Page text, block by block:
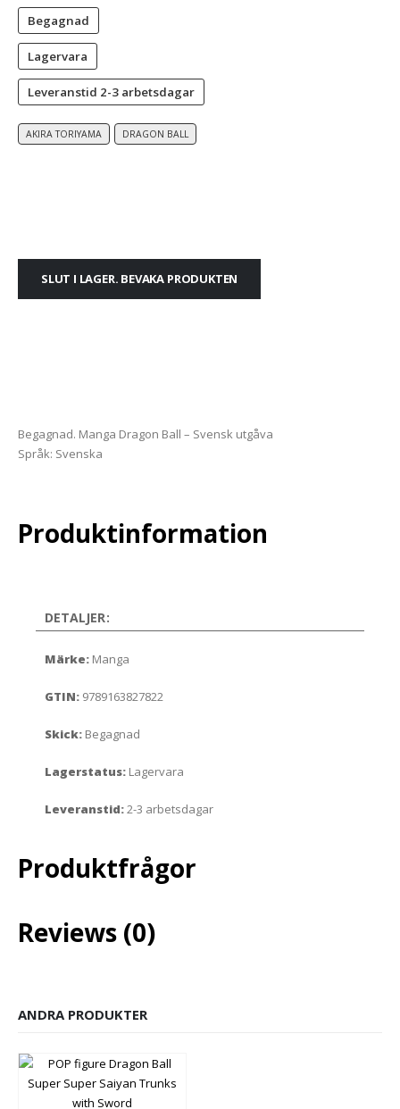
Begagnad
Lagervara
Leveranstid 2-3 arbetsdagar
AKIRA TORIYAMA DRAGON BALL
SLUT I LAGER. BEVAKA PRODUKTEN
Begagnad. Manga Dragon Ball – Svensk utgåva
Språk: Svenska
Produktinformation
DETALJER:
Märke: Manga
GTIN: 9789163827822
Skick: Begagnad
Lagerstatus: Lagervara
Leveranstid:2-3 arbetsdagar
Produktfrågor
Reviews (0)
ANDRA PRODUKTER